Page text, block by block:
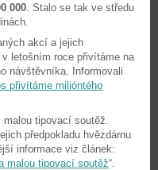
000. Stalo se tak ve středu
akcí a jejich
letošním roce přivítáme na
návštěvníka. Informovali
přivítáme milióntého
malou tipovací soutěž.
předpokladu hvězdárnu
informace viz článek:
malou tipovací soutěž“.